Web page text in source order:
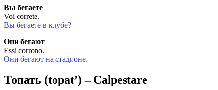
Вы бегаете
Voi correte.
Вы бегаете в клубе?
Они бегают
Essi corrono.
Они бегают на стадионе.
Топать (topat’) – Calpestare